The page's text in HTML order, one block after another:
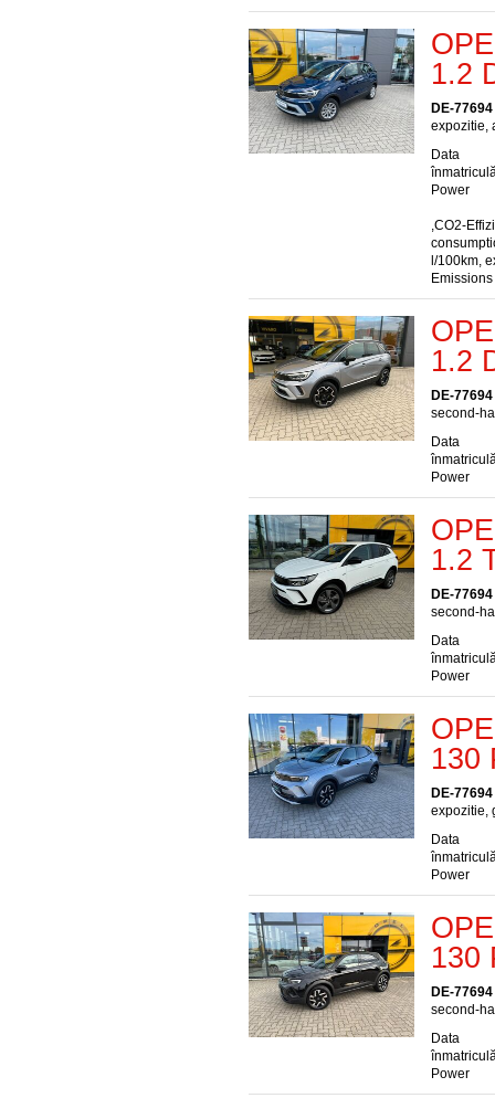
1.2
DE-
expozitie,
Data
Power
,CO2-
l/100km,
1.2
DE-
second-
Data
Power
1.2
DE-
second-
Data
Power
130
DE-
expozitie,
Data
Power
130
DE-
second-
Data
Power